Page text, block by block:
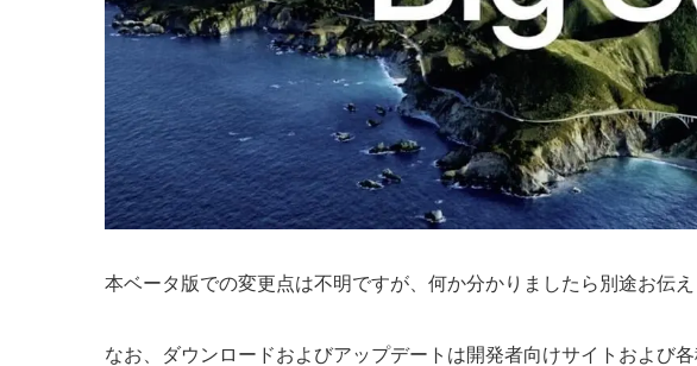
本ベータ版での変更点は不明ですが、何か分かりましたら別途お伝え
なお、ダウンロードおよびアップデートは開発者向けサイトおよび